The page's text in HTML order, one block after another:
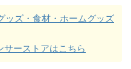
ッズ・食材・ホームグッズ
ーストアはこちら